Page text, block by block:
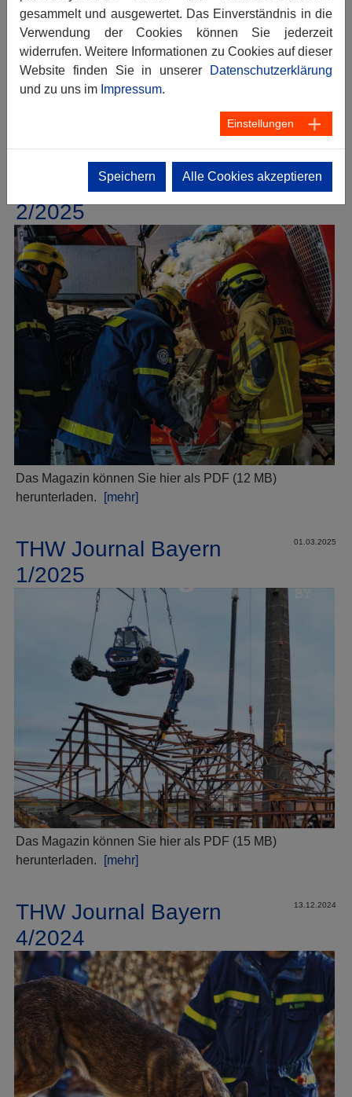
Das Magazin können Sie hier als PDF (10 MB)
13.06.2025
THW Journal Bayern
2/2025
Das Magazin können Sie hier als PDF (12 MB)
herunterladen.
[mehr]
01.03.2025
THW Journal Bayern
1/2025
Das Magazin können Sie hier als PDF (15 MB)
herunterladen.
[mehr]
13.12.2024
THW Journal Bayern
4/2024
gesammelt und ausgewertet. Das Einverständnis in die
Verwendung der Cookies können Sie jederzeit
widerrufen. Weitere Informationen zu Cookies auf dieser
Website finden Sie in unserer
Datenschutzerklärung
und zu uns im Impressum.
Einstellungen
Speichern Alle Cookies akzeptieren